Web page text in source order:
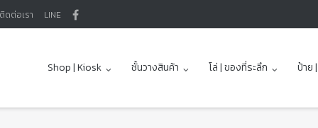
ดต่อเรา LINE
Shop | Kiosk ชั้นวางสินค้า โล่ | ของที่ระลึก ป้าย